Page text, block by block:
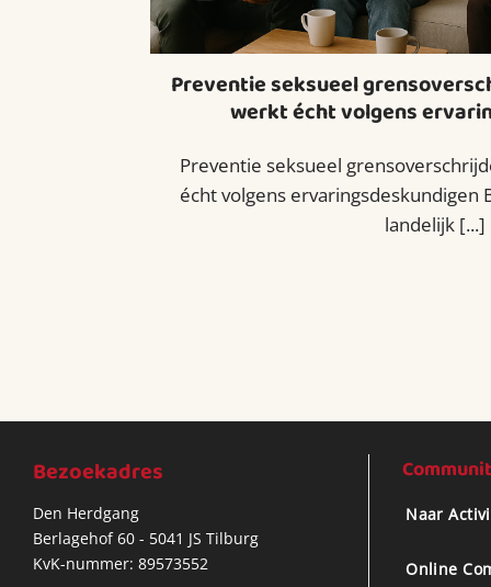
Preventie seksueel
werkt écht volgens
Preventie seksueel
écht volgens ervaringsdeskundigen
landelijk [...]
Bezoekadres
Den Herdgang
Berlagehof 60 - 5041 JS Tilburg
KvK-nummer: 89573552
Naar
Online